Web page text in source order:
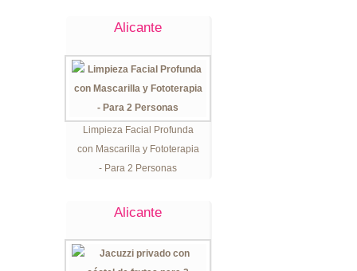
Alicante
Limpieza Facial Profunda
con Mascarilla y Fototerapia
- Para 2 Personas
Alicante